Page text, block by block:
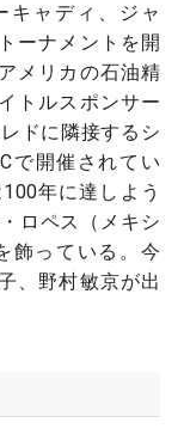
キャディ、ジャ
ーナメントを開
メリカの石油精
トルスポンサー
ドに隣接するシ
で開催されてい
年に達しよう
ロペス（メキシ
飾っている。今
、野村敏京が出